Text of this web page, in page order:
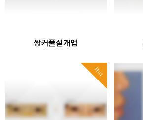
쌍커풀절개법
Hot